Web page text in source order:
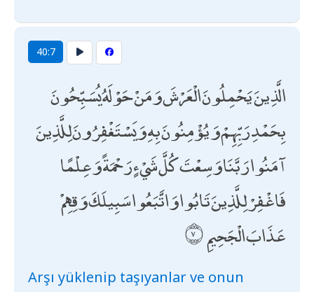
40:7
الَّذِينَ يَحْمِلُونَ الْعَرْشَ وَمَنْ حَوْلَهُ يُسَبِّحُونَ
بِحَمْدِ رَبِّهِمْ وَيُؤْمِنُونَ بِهِ وَيَسْتَغْفِرُونَ لِلَّذِينَ
آمَنُوا رَبَّنَا وَسِعْتَ كُلَّ شَيْءٍ رَحْمَةً وَعِلْمًا
فَاغْفِرْ لِلَّذِينَ تَابُوا وَاتَّبَعُوا سَبِيلَكَ وَقِهِمْ
عَذَابَ الْجَحِيمِ
Arşı yüklenip taşıyanlar ve onun